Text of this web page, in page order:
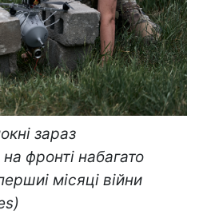
зараз
фронті набагато
місяці війни